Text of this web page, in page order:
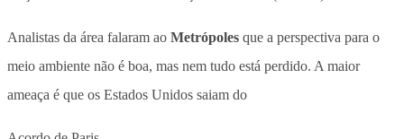
Analistas da área falaram ao Metrópoles que a perspectiva para o
meio ambiente não é boa, mas nem tudo está perdido. A maior
ameaça é que os Estados Unidos saiam do